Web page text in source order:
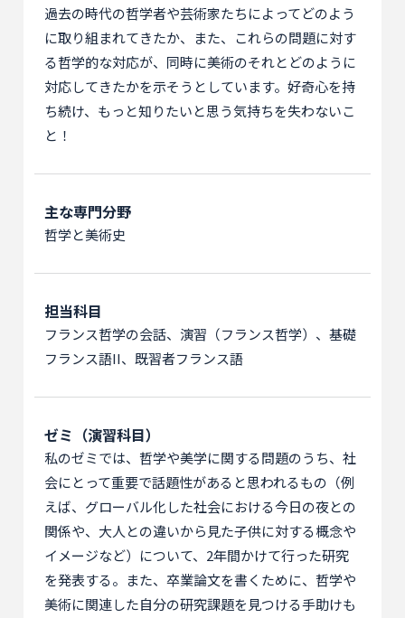
過去の時代の哲学者や芸術家たちによってどのよう
に取り組まれてきたか、また、これらの問題に対す
る哲学的な対応が、同時に美術のそれとどのように
対応してきたかを示そうとしています。好奇心を持
ち続け、もっと知りたいと思う気持ちを失わないこ
と！
主な専門分野
哲学と美術史
担当科目
フランス哲学の会話、演習（フランス哲学）、基礎
フランス語II、既習者フランス語
ゼミ（演習科目）
私のゼミでは、哲学や美学に関する問題のうち、社
会にとって重要で話題性があると思われるもの（例
えば、グローバル化した社会における今日の夜との
関係や、大人との違いから見た子供に対する概念や
イメージなど）について、2年間かけて行った研究
を発表する。また、卒業論文を書くために、哲学や
美術に関連した自分の研究課題を見つける手助けも